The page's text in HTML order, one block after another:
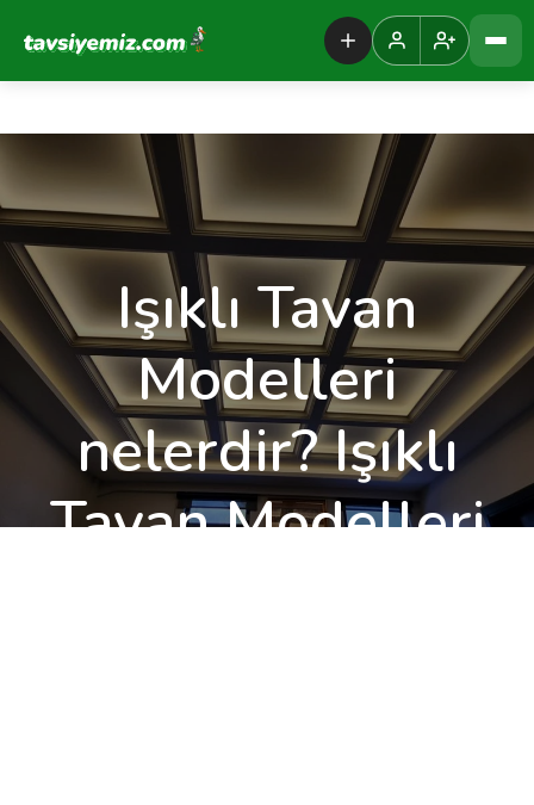
Tavsiyemiz Anasayfa
Işıklı Tavan
Modelleri
nelerdir? Işıklı
Tavan Modelleri